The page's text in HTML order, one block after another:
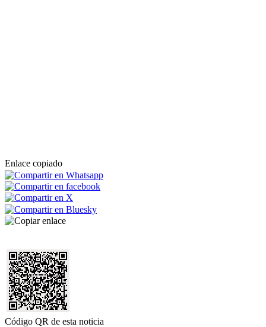
Enlace copiado
Código QR de esta noticia